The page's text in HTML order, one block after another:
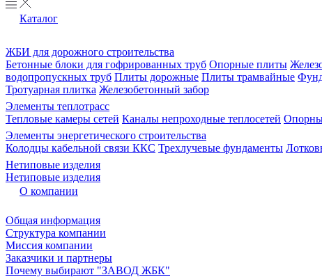
Каталог
ЖБИ для дорожного строительства
Бетонные блоки для гофрированных труб Опорные плиты
водопропускных труб Плиты дорожные Плиты трамвайные
Тротуарная плитка Железобетонный забор
Элементы теплотрасс
Тепловые камеры сетей Каналы непроходные теплосетей
Элементы энергетического строительства
Колодцы кабельной связи ККС Трехлучевые фундаменты
Нетиповые изделия
Нетиповые изделия
О компании
Общая информация
Структура компании
Миссия компании
Заказчики и партнеры
Почему выбирают "ЗАВОД ЖБК"